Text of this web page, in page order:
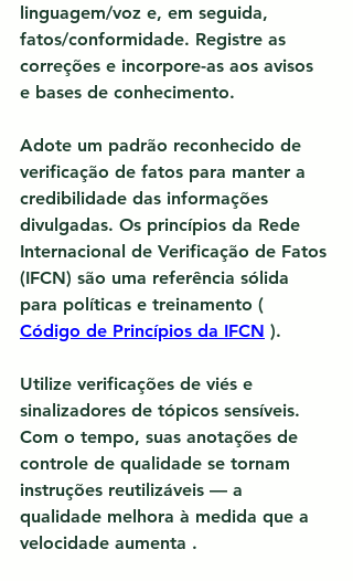
linguagem/voz e, em seguida,
fatos/conformidade. Registre as
correções e incorpore-as aos avisos
e bases de conhecimento.
Adote um padrão reconhecido de
verificação de fatos para manter a
credibilidade das informações
divulgadas. Os princípios da Rede
Internacional de Verificação de Fatos
(IFCN) são uma referência sólida
para políticas e treinamento (
Código de Princípios da IFCN ).
Utilize verificações de viés e
sinalizadores de tópicos sensíveis.
Com o tempo, suas anotações de
controle de qualidade se tornam
instruções reutilizáveis — a
qualidade melhora à medida que a
velocidade aumenta .